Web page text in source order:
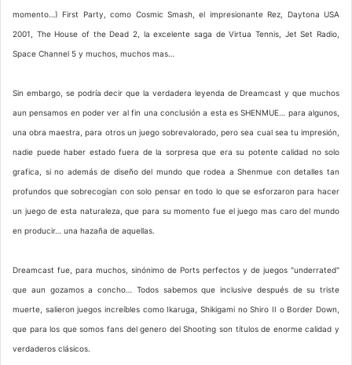
momento…) First Party, como Cosmic Smash, el impresionante Rez, Daytona USA
2001, The House of the Dead 2, la excelente saga de Virtua Tennis, Jet Set Radio,
Space Channel 5 y muchos, muchos mas…
Sin embargo, se podría decir que la verdadera leyenda de Dreamcast y que muchos
aun pensamos en poder ver al fin una conclusión a esta es SHENMUE… para algunos,
una obra maestra, para otros un juego sobrevalorado, pero sea cual sea tu impresión,
nadie puede haber estado fuera de la sorpresa que era su potente calidad no solo
grafica, si no además de diseño del mundo que rodea a Shenmue con detalles tan
profundos que sobrecogían con solo pensar en todo lo que se esforzaron para hacer
un juego de esta naturaleza, que para su momento fue el juego mas caro del mundo
en producir… una hazaña de aquellas.
Dreamcast fue, para muchos, sinónimo de Ports perfectos y de juegos "underrated"
que aun gozamos a concho… Todos sabemos que inclusive después de su triste
muerte, salieron juegos increíbles como Ikaruga, Shikigami no Shiro II o Border Down,
que para los que somos fans del genero del Shooting son títulos de enorme calidad y
verdaderos clásicos.